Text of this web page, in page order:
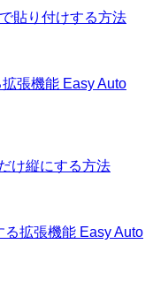
貼り付けする方法
張機能 Easy Auto
け縦にする方法
拡張機能 Easy Auto